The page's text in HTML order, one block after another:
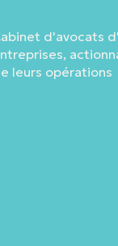
d'avocats
leurs opérations